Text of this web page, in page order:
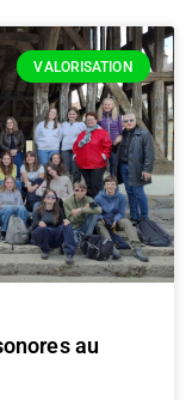
VALORISATION
au